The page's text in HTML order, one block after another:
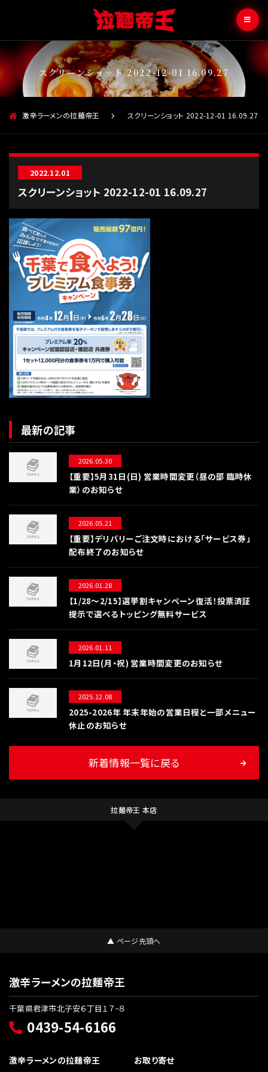
スクリーンショット 2022-12-01 16.09.27
激辛ラーメンの拉麺帝王 スクリーンショット 2022-12-01 16.09.27
2022.12.01
スクリーンショット 2022-12-01 16.09.27
最新の記事
2026.05.30
【重要】5月31日(日) 営業時間変更（昼の部 臨時休
業）のお知らせ
2026.05.21
【重要】デリバリーご注文時における「サービス券」
配布終了のお知らせ
2026.01.28
【1/28〜2/15】選挙割キャンペーン復活！投票済証
提示で選べるトッピング無料サービス
2026.01.11
1月12日(月・祝) 営業時間変更のお知らせ
2025.12.08
2025-2026年 年末年始の営業日程と一部メニュー
休止のお知らせ
新着情報一覧に戻る
拉麺帝王 本店
▲ ページ先頭へ
激辛ラーメンの拉麺帝王
千葉県君津市北子安６丁目１７−８
0439-54-6166
激辛ラーメンの拉麺帝王 お取り寄せ